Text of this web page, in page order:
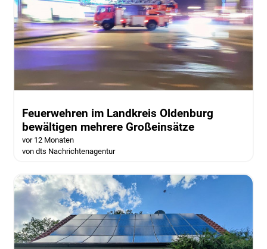
Feuerwehren im Landkreis Oldenburg
bewältigen mehrere Großeinsätze
vor 12 Monaten
von dts Nachrichtenagentur